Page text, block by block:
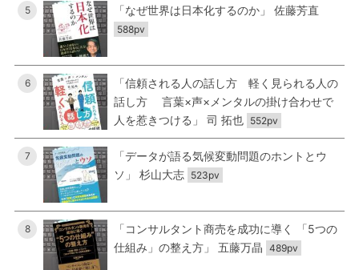
5 「なぜ世界は日本化するのか」 佐藤芳直
588pv
6
「信頼される人の話し方 軽く見られる人の
話し方 言葉×声×メンタルの掛け合わせで
人を惹きつける」 司 拓也 552pv
7
「データが語る気候変動問題のホントとウ
ソ」 杉山大志 523pv
8
「コンサルタント商売を成功に導く 「5つの
仕組み」の整え方」 五藤万晶 489pv